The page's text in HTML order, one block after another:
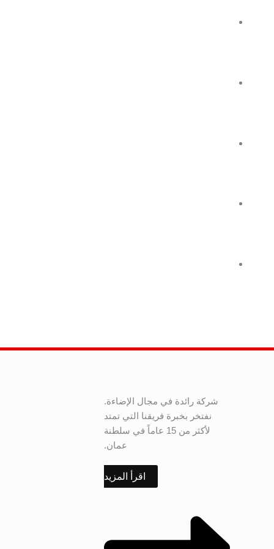
شركة رائدة في مجال الإضاءة.
نفتخر بخبرة فريقنا التي تمتد
لأكثر من 15 عاماً في سلطنة
عمان.
اقرأ المزيد